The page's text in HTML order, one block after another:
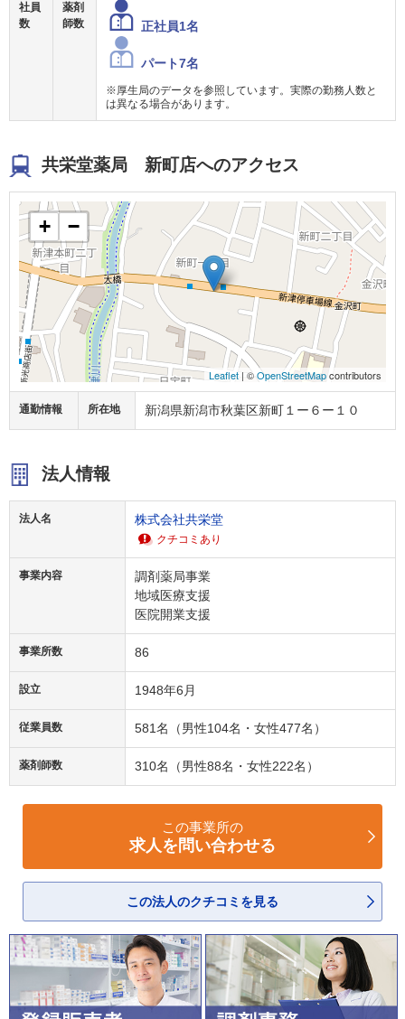
社員
数
薬剤
師数
正社員1名
パート7名
※厚生局のデータを参照しています。実際の勤務人数と
は異なる場合があります。
共栄堂薬局 新町店へのアクセス
+ −
Leaflet | ©OpenStreetMapcontributors
通勤情報 所在地 新潟県新潟市秋葉区新町１ー６ー１０
法人情報
法人名 株式会社共栄堂
クチコミあり
事業内容
調剤薬局事業
地域医療支援
医院開業支援
事業所数 86
設立 1948年6月
従業員数 581名（男性104名・女性477名）
薬剤師数 310名（男性88名・女性222名）
この事業所の
求人を問い合わせる
この法人のクチコミを見る